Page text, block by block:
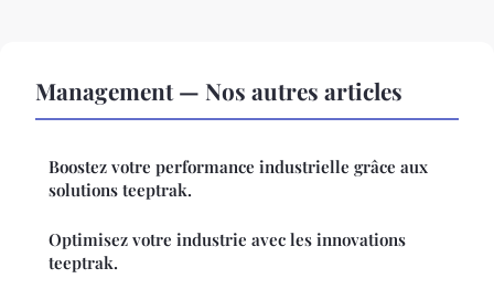
Management — Nos autres articles
Boostez votre performance industrielle grâce aux
solutions teeptrak.
Optimisez votre industrie avec les innovations
teeptrak.